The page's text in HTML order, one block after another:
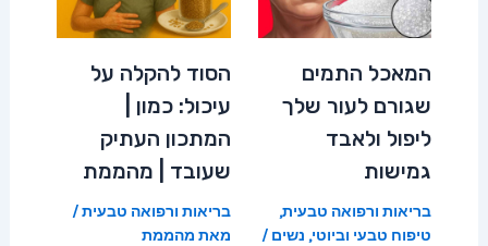
המאכל התמים
שגורם לעור שלך
ליפול ולאבד
גמישות
בריאות ורפואה טבעית,
טיפוח טבעי וביוטי, נשים /
הסוד להקלה על
עיכול: כמון |
המתכון העתיק
שעובד | מהממת
בריאות ורפואה טבעית/
מאת מהממת